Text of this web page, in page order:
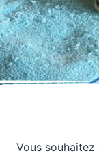
Vous